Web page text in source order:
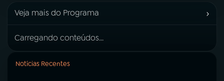
Veja mais do Programa ›
Carregando conteúdos...
Notícias Recentes